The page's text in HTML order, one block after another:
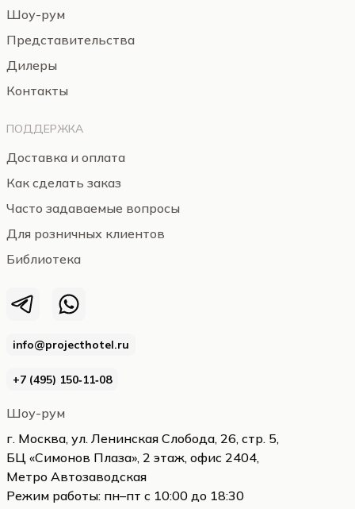
info@projecthotel.ru
+7 (495) 150‑11‑08
Шоу-рум
г. Москва, ул. Ленинская Слобода, 26, стр. 5,
БЦ «Симонов Плаза», 2 этаж, офис 2404,
Метро Автозаводская
Режим работы: пн–пт с 10:00 до 18:30
Шоу-рум
Представительства
Дилеры
Контакты
ПОДДЕРЖКА
Доставка и оплата
Как сделать заказ
Часто задаваемые вопросы
Для розничных клиентов
Библиотека